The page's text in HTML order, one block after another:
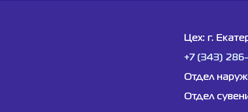
Цех: г.
+7 (343)
Отдел
Отдел